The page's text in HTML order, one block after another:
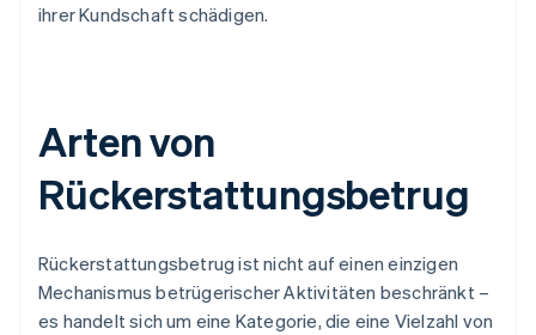
ihrer Kundschaft schädigen.
Arten von
Rückerstattungsbetrug
Rückerstattungsbetrug ist nicht auf einen einzigen
Mechanismus betrügerischer Aktivitäten beschränkt –
es handelt sich um eine Kategorie, die eine Vielzahl von